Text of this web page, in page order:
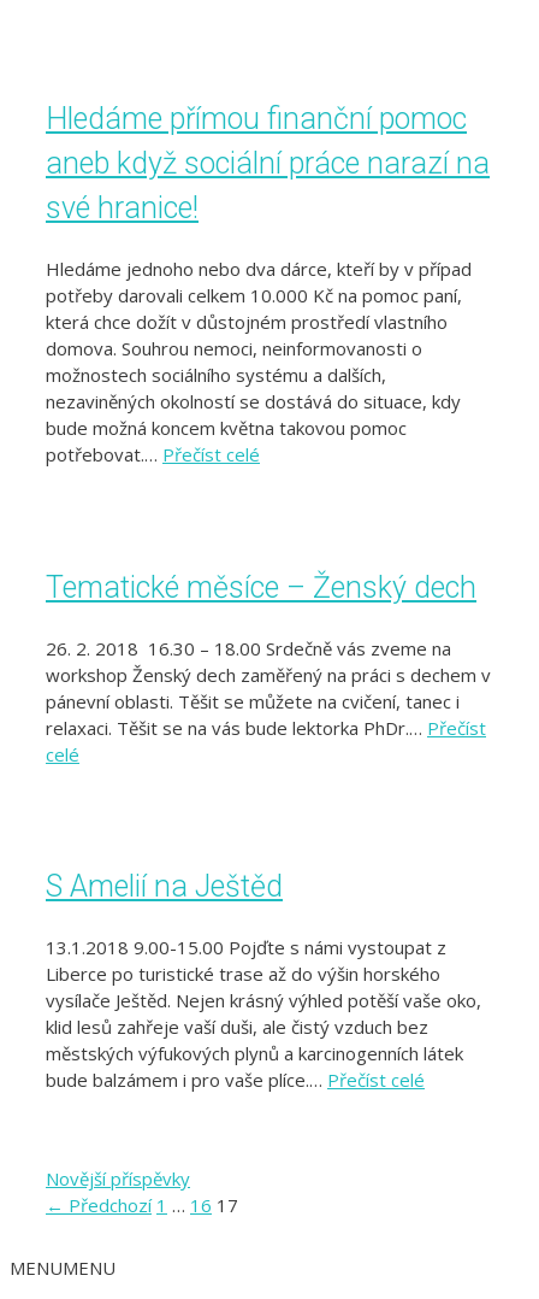
Hledáme přímou finanční pomoc
aneb když sociální práce narazí na
své hranice!
Hledáme jednoho nebo dva dárce, kteří by v případ
potřeby darovali celkem 10.000 Kč na pomoc paní,
která chce dožít v důstojném prostředí vlastního
domova. Souhrou nemoci, neinformovanosti o
možnostech sociálního systému a dalších,
nezaviněných okolností se dostává do situace, kdy
bude možná koncem května takovou pomoc
potřebovat.… Přečíst celé
Tematické měsíce – Ženský dech
26. 2. 2018 16.30 – 18.00 Srdečně vás zveme na
workshop Ženský dech zaměřený na práci s dechem v
pánevní oblasti. Těšit se můžete na cvičení, tanec i
relaxaci. Těšit se na vás bude lektorka PhDr.… Přečíst
celé
S Amelií na Ještěd
13.1.2018 9.00-15.00 Pojďte s námi vystoupat z
Liberce po turistické trase až do výšin horského
vysílače Ještěd. Nejen krásný výhled potěší vaše oko,
klid lesů zahřeje vaší duši, ale čistý vzduch bez
městských výfukových plynů a karcinogenních látek
bude balzámem i pro vaše plíce.… Přečíst celé
Novější příspěvky
← Předchozí Stránka
1 … Stránka
16 Stránka
17
MENUMENU